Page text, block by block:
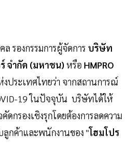
รองกรรมการผู้จัดการ บริษัท
จำกัด (มหาชน) หรือ HMPRO
ประเทศไทยว่า จากสถานการณ์
19 ในปัจจุบัน บริษัทได้ให้
ดกรองเชิงรุกโดยต้องการลดความ
ลูกค้าและพนักงานของ "โฮมโปร